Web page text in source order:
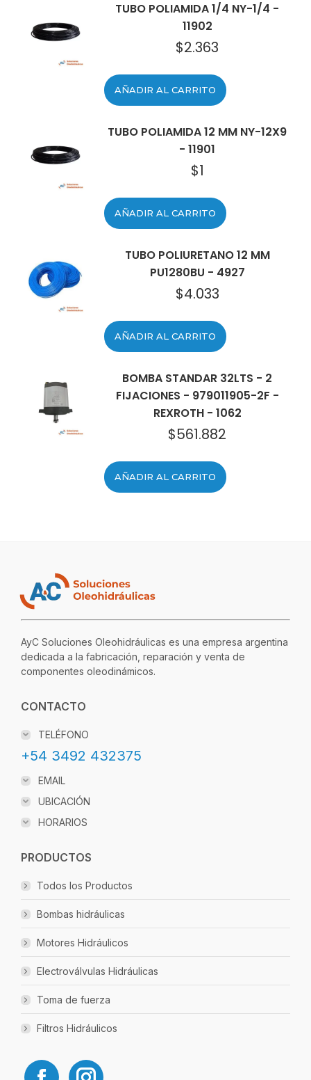
TUBO POLIAMIDA 1/4 NY-1/4 -
11902
$2.363
AÑADIR AL CARRITO
TUBO POLIAMIDA 12 MM NY-12X9
- 11901
$1
AÑADIR AL CARRITO
TUBO POLIURETANO 12 MM
PU1280BU - 4927
$4.033
AÑADIR AL CARRITO
BOMBA STANDAR 32LTS - 2
FIJACIONES - 979011905-2F -
REXROTH - 1062
$561.882
AÑADIR AL CARRITO
AyC Soluciones Oleohidráulicas es una empresa argentina
dedicada a la fabricación, reparación y venta de
componentes oleodinámicos.
CONTACTO
TELÉFONO
+54 3492 432375
EMAIL
UBICACIÓN
HORARIOS
PRODUCTOS
Todos los Productos
Bombas hidráulicas
Motores Hidráulicos
Electroválvulas Hidráulicas
Toma de fuerza
Filtros Hidráulicos